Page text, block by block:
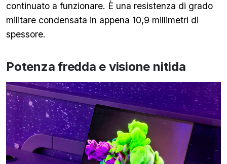
continuato a funzionare. È una resistenza di grado
militare condensata in appena 10,9 millimetri di
spessore.
Potenza fredda e visione nitida